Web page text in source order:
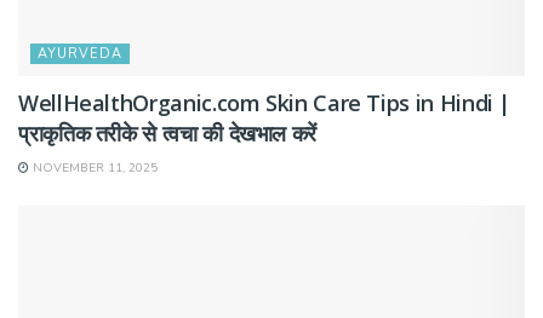
AYURVEDA
WellHealthOrganic.com Skin Care Tips in Hindi |
प्राकृतिक तरीके से त्वचा की देखभाल करें
NOVEMBER 11, 2025